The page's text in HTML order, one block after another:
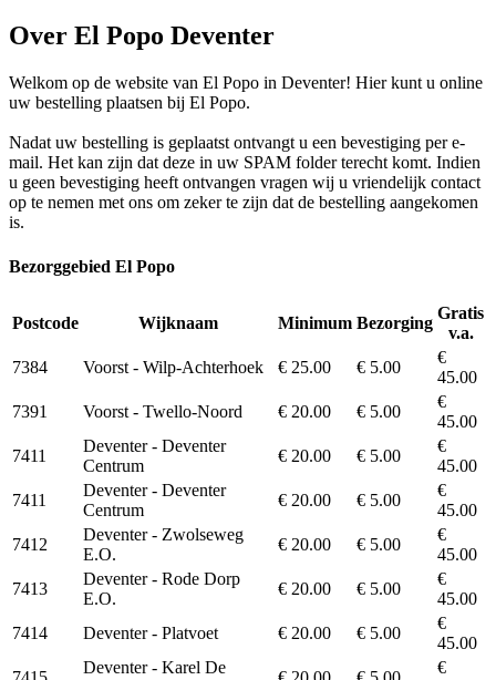
Over El Popo Deventer
Welkom op de website van El Popo in Deventer! Hier kunt u online
uw bestelling plaatsen bij El Popo.
Nadat uw bestelling is geplaatst ontvangt u een bevestiging per e-
mail. Het kan zijn dat deze in uw SPAM folder terecht komt. Indien
u geen bevestiging heeft ontvangen vragen wij u vriendelijk contact
op te nemen met ons om zeker te zijn dat de bestelling aangekomen
is.
Bezorggebied El Popo
Postcode Wijknaam Minimum Bezorging
Gratis
v.a.
7384
Voorst - Wilp-Achterhoek € 25.00 € 5.00
€
45.00
7391
Voorst - Twello-Noord € 20.00 € 5.00
€
45.00
7411
Deventer - Deventer
Centrum
€ 20.00 € 5.00
€
45.00
7411
Deventer - Deventer
Centrum
€ 20.00 € 5.00
€
45.00
7412
Deventer - Zwolseweg
E.O.
€ 20.00 € 5.00
€
45.00
7413
Deventer - Rode Dorp
E.O.
€ 20.00 € 5.00
€
45.00
7414
Deventer - Platvoet € 20.00 € 5.00
€
45.00
Deventer - Karel De
€